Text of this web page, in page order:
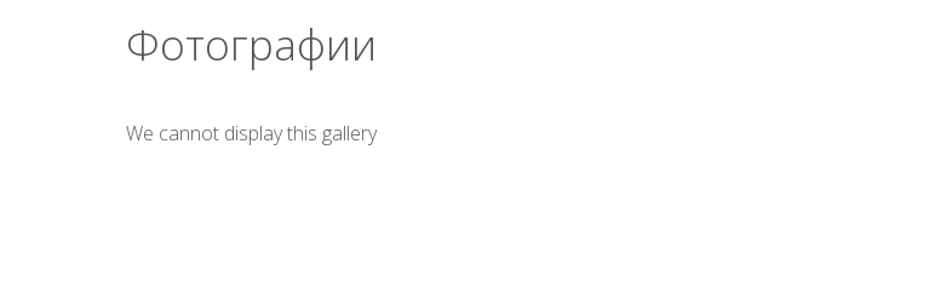
Фотографии
We cannot display this gallery